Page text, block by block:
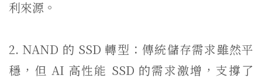
利來源。
2. NAND 的 SSD 轉型：傳統儲存需求雖然平
穩，但 AI 高性能 SSD 的需求激增，支撐了